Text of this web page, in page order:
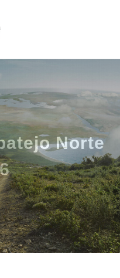
Norte